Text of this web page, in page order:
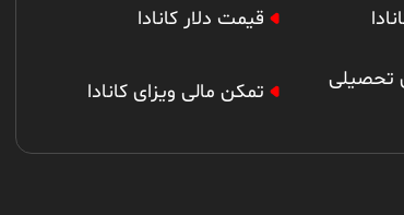
اقدام برای دو برنامه مهاجرتی
قیمت دلار کانادا
تحصیلی
تمکن مالی ویزای کانادا